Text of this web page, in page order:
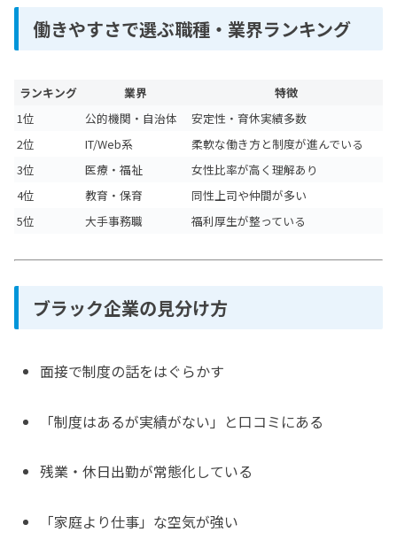
働きやすさで選ぶ職種・業界ランキング
ランキング 業界
特徴
1位
公的機関・自治体
安定性・育休実績多数
2位
IT/Web系
柔軟な働き方と制度が進んでいる
3位
医療・福祉
女性比率が高く理解あり
4位
教育・保育
同性上司や仲間が多い
5位
大手事務職 福利厚生が整っている
ブラック企業の見分け方
面接で制度の話をはぐらかす
「制度はあるが実績がない」と口コミにある
残業・休日出勤が常態化している
「家庭より仕事」な空気が強い